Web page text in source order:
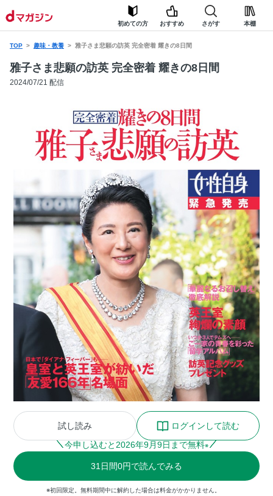
初めての方 おすすめ さがす 本棚
TOP 趣味・教養 雅子さま悲願の訪英 完全密着 耀きの8日間
雅子さま悲願の訪英 完全密着 耀きの8日間
2024/07/21 配信
試し読み
ログインして読む
今申し込むと 2026年9月9日まで無料※
31 日間0円で読んでみる
※初回限定。無料期間中に解約した場合は料金がかかりません。